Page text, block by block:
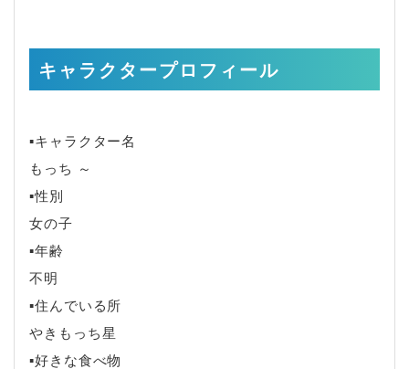
キャラクタープロフィール
▪キャラクター名
もっち ～
▪性別
女の子
▪年齢
不明
▪住んでいる所
やきもっち星
▪好きな食べ物